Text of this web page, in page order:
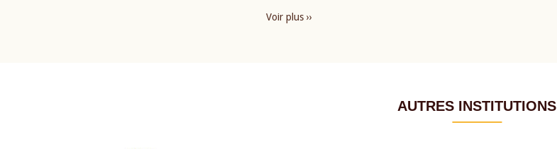
Voir plus ››
AUTRES INSTITUTIONS